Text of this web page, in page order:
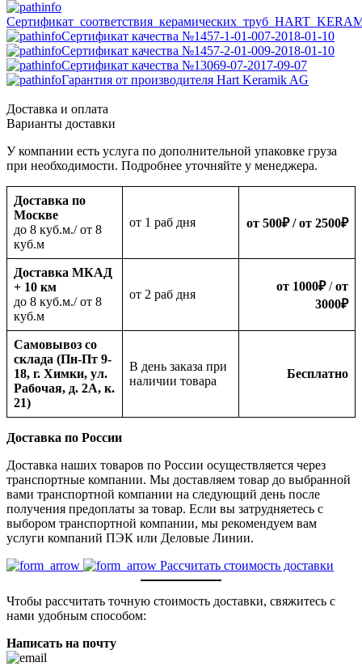
Сертификат качества №1457-1-01-007-2018-01-10
Сертификат качества №1457-2-01-009-2018-01-10
Сертификат качества №13069-07-2017-09-07
Гарантия от производителя Hart Keramik AG
Доставка и оплата
Варианты доставки
У компании есть услуга по дополнительной упаковке груза
при необходимости. Подробнее уточняйте у менеджера.
Доставка по
Москве
до 8 куб.м./ от 8
куб.м
oт 1 раб дня от 500₽/ от 2500₽
Доставка МКАД
+ 10 км
до 8 куб.м./ от 8
куб.м
oт 2 раб дня
от 1000₽/от
3000₽
Самовывоз со
склада (Пн-Пт 9-
18, г. Химки, ул.
Рабочая, д. 2А, к.
21)
В день заказа при
наличии товара
Бесплатно
Доставка по России
Доставка наших товаров по России осуществляется через
транспортные компании. Мы доставляем товар до выбранной
вами транспортной компании на следующий день после
получения предоплаты за товар. Если вы затрудняетесь с
выбором транспортной компании, мы рекомендуем вам
услуги компаний ПЭК или Деловые Линии.
Рассчитать стоимость доставки
Чтобы рассчитать точную стоимость доставки, свяжитесь с
нами удобным способом:
Написать на почту